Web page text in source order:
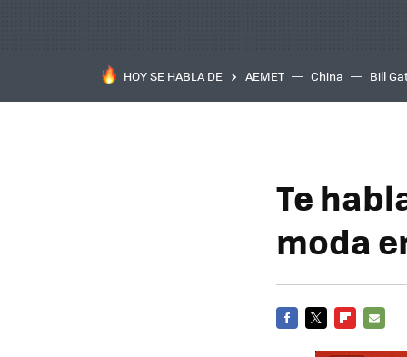
HOY SE HABLA DE AEMET China Bill
Te
moda